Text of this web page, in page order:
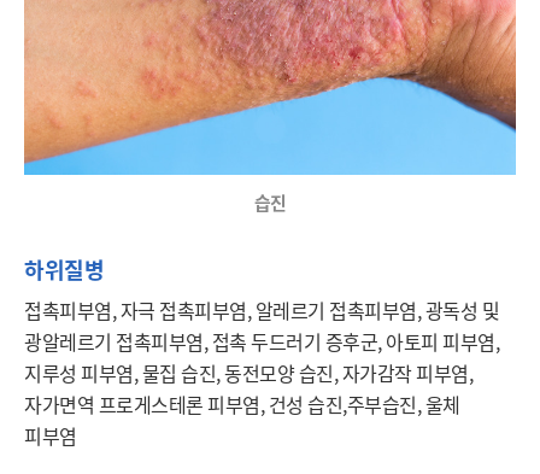
습진
하위질병
접촉피부염, 자극 접촉피부염, 알레르기 접촉피부염, 광독성 및
광알레르기 접촉피부염, 접촉 두드러기 증후군, 아토피 피부염,
지루성 피부염, 물집 습진, 동전모양 습진, 자가감작 피부염,
자가면역 프로게스테론 피부염, 건성 습진,주부습진, 울체
피부염